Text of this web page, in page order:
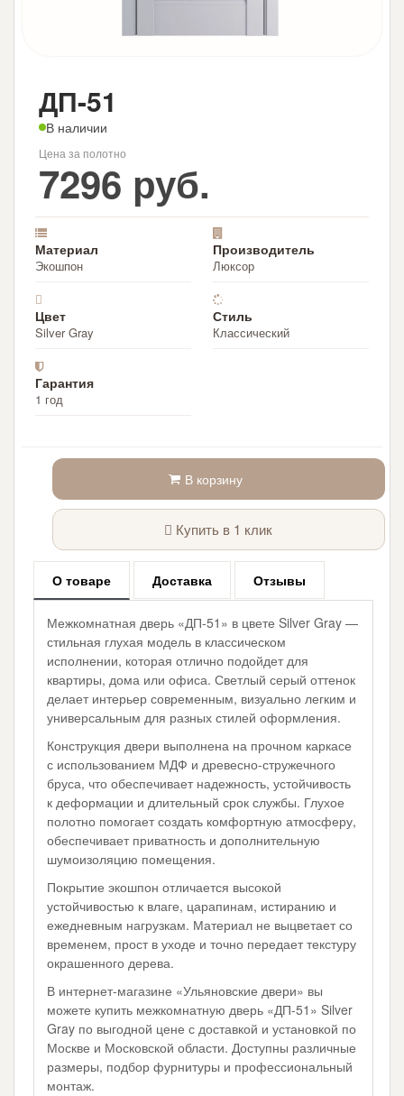
ДП-51
В наличии
Цена за полотно
7296 руб.
Материал
Экошпон
Производитель
Люксор
Цвет
Silver Gray
Стиль
Классический
Гарантия
1 год
В корзину
Купить в 1 клик
О товаре Доставка Отзывы
Межкомнатная дверь «ДП-51» в цвете Silver Gray —
стильная глухая модель в классическом
исполнении, которая отлично подойдет для
квартиры, дома или офиса. Светлый серый оттенок
делает интерьер современным, визуально легким и
универсальным для разных стилей оформления.
Конструкция двери выполнена на прочном каркасе
с использованием МДФ и древесно-стружечного
бруса, что обеспечивает надежность, устойчивость
к деформации и длительный срок службы. Глухое
полотно помогает создать комфортную атмосферу,
обеспечивает приватность и дополнительную
шумоизоляцию помещения.
Покрытие экошпон отличается высокой
устойчивостью к влаге, царапинам, истиранию и
ежедневным нагрузкам. Материал не выцветает со
временем, прост в уходе и точно передает текстуру
окрашенного дерева.
В интернет-магазине «Ульяновские двери» вы
можете купить межкомнатную дверь «ДП-51» Silver
Gray по выгодной цене с доставкой и установкой по
Москве и Московской области. Доступны различные
размеры, подбор фурнитуры и профессиональный
монтаж.